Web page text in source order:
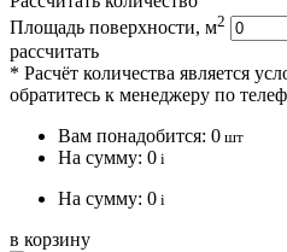
Площадь поверхности, м2
рассчитать
* Расчёт количества является
обратитесь к менеджеру по
Вам понадобится: 0 шт
На сумму: 0 i
На сумму: 0 i
в корзину